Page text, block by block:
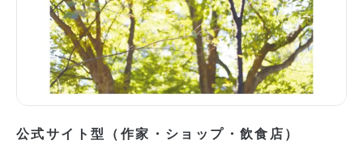
公式サイト型（作家・ショップ・飲食店）